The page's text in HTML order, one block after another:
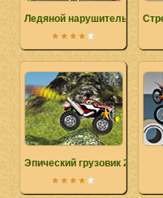
Ледяной нарушитель
Эпический грузовик 2